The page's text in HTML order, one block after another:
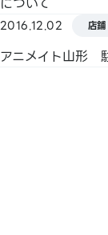
【禮品卡・商品券】
JCB禮品卡
2016.12.02 店鋪
アニメイト山形